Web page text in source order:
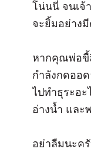
โน่นนี่ จนเจ้
จะยิ้มอย่าง
หากคุณพ่อขี้
กำลังกดออ
ไปทำธุระอ
อ่างน้ำ และ
อย่าลืมนะค